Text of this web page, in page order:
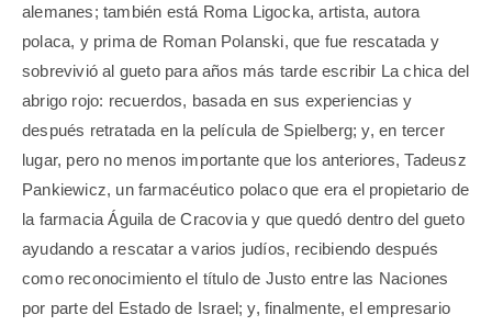
alemanes; también está Roma Ligocka, artista, autora
polaca, y prima de Roman Polanski, que fue rescatada y
sobrevivió al gueto para años más tarde escribir La chica del
abrigo rojo: recuerdos, basada en sus experiencias y
después retratada en la película de Spielberg; y, en tercer
lugar, pero no menos importante que los anteriores, Tadeusz
Pankiewicz, un farmacéutico polaco que era el propietario de
la farmacia Águila de Cracovia y que quedó dentro del gueto
ayudando a rescatar a varios judíos, recibiendo después
como reconocimiento el título de Justo entre las Naciones
por parte del Estado de Israel; y, finalmente, el empresario